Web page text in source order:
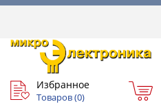
Избранное
Товаров (0)